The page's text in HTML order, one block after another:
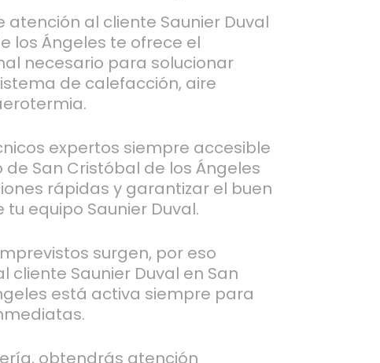
atención al cliente Saunier Duval
los Ángeles te ofrece el
necesario para solucionar
de calefacción, aire
expertos siempre accesible
San Cristóbal de los Ángeles
rápidas y garantizar el buen
equipo Saunier Duval.
surgen, por eso
cliente Saunier Duval en San
está activa siempre para